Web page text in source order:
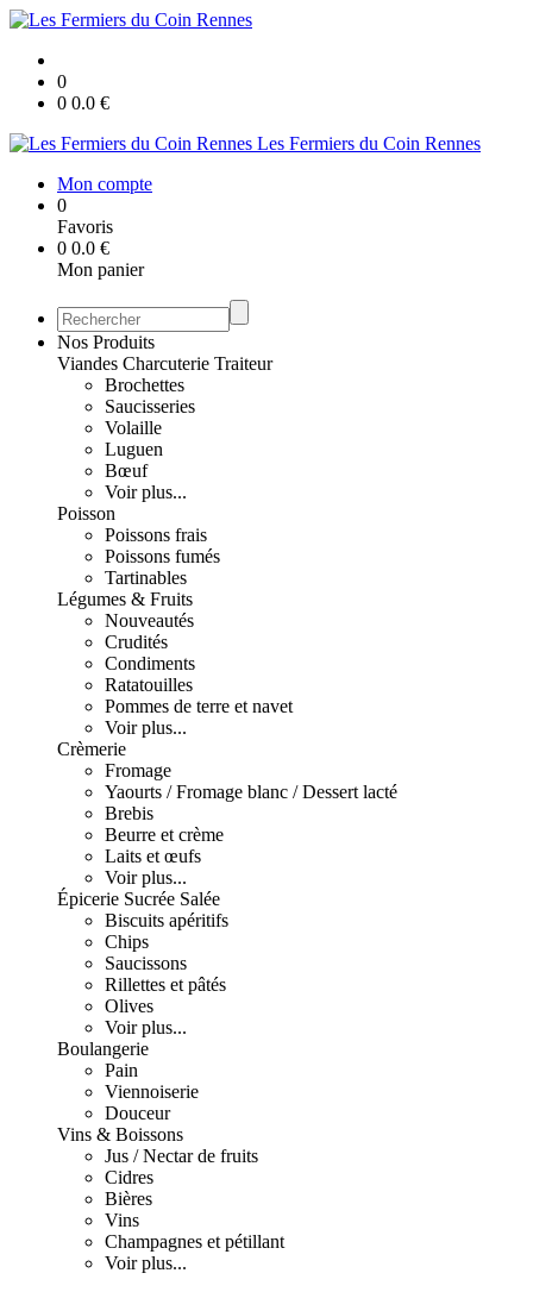
0
0 0.0 €
Les Fermiers du Coin Rennes
Mon compte
0
Favoris
0 0.0 €
Mon panier
Nos Produits
Viandes Charcuterie Traiteur
Brochettes
Saucisseries
Volaille
Luguen
Bœuf
Voir plus...
Poisson
Poissons frais
Poissons fumés
Tartinables
Légumes & Fruits
Nouveautés
Crudités
Condiments
Ratatouilles
Pommes de terre et navet
Voir plus...
Crèmerie
Fromage
Yaourts / Fromage blanc / Dessert lacté
Brebis
Beurre et crème
Laits et œufs
Voir plus...
Épicerie Sucrée Salée
Biscuits apéritifs
Chips
Saucissons
Rillettes et pâtés
Olives
Voir plus...
Boulangerie
Pain
Viennoiserie
Douceur
Vins & Boissons
Jus / Nectar de fruits
Cidres
Bières
Vins
Champagnes et pétillant
Voir plus...